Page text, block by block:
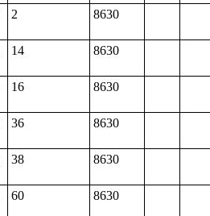
2 8630
14 8630
16 8630
36 8630
38 8630
60 8630